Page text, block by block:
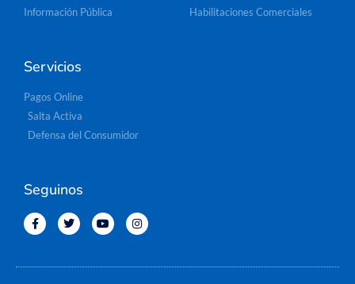
Información Pública
Habilitaciones Comerciales
Servicios
Pagos Online
Salta Activa
Defensa del Consumidor
Seguinos